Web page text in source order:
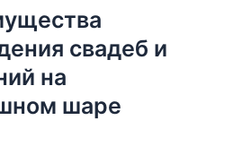
свадеб и
на
шаре